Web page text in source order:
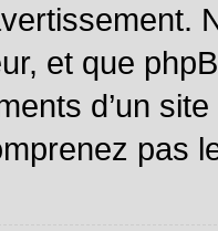
et que
d’un
pas